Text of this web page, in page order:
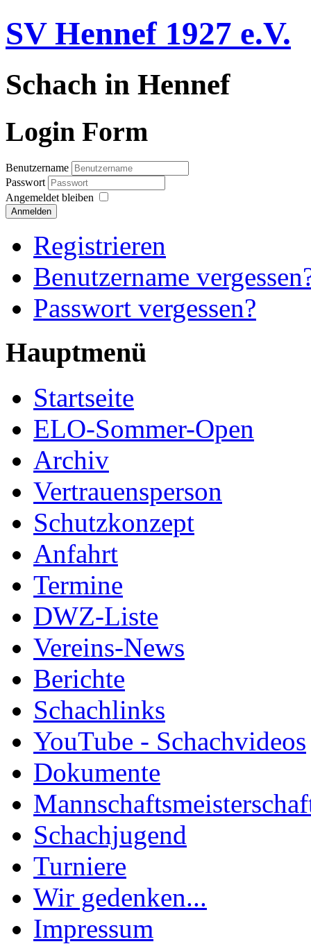
SV Hennef 1927 e.V.
Schach in Hennef
Login Form
Benutzername
Passwort
Angemeldet bleiben
Anmelden
Registrieren
Benutzername
Passwort vergessen?
Hauptmenü
Startseite
ELO-Sommer-Open
Archiv
Vertrauensperson
Schutzkonzept
Anfahrt
Termine
DWZ-Liste
Vereins-News
Berichte
Schachlinks
YouTube - Schachvideos
Dokumente
Schachjugend
Turniere
Wir gedenken...
Impressum